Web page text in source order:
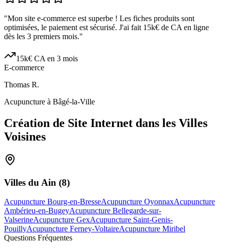
"Mon site e-commerce est superbe ! Les fiches produits sont
optimisées, le paiement est sécurisé. J'ai fait 15k€ de CA en ligne
dès les 3 premiers mois."
15k€ CA en 3 mois
E-commerce
Thomas R.
Acupuncture à Bâgé-la-Ville
Création de Site Internet dans les Villes
Voisines
Villes du Ain (8)
Acupuncture Bourg-en-BresseAcupuncture OyonnaxAcupuncture
Ambérieu-en-BugeyAcupuncture Bellegarde-sur-
ValserineAcupuncture GexAcupuncture Saint-Genis-
PouillyAcupuncture Ferney-VoltaireAcupuncture Miribel
Questions Fréquentes